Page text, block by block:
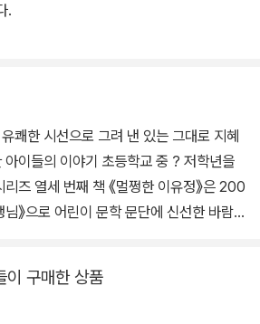
는 것은 유정이의 잘못이 아니다. 세상에
정이가 길을 찾도록 도와주는 정든 단서들
다면 그들의 수은주는 어른보다 훨씬 민감
기침을 하고 열이 오른다. 거짓과 불의가
눈앞에 일어나는 현실이 다를 경우 가차
.
으로 그려 낸 있는 그대로 지혜
초등학교 중 ? 저학년을
즈 열세 번째 책 《멀쩡한 이유정》은 200
》으로 어린이 문학 문단에 신선한 바람을
살아가는 보통 아이들이 그 문제를 어떻게
의 사진을 보듯 생생한 다섯 편의 이야기
이 구매한 상품